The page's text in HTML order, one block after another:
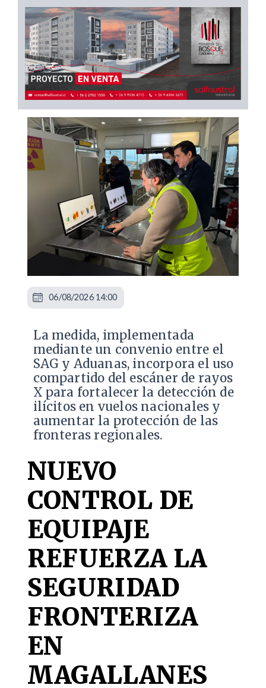
La medida, implementada
mediante un convenio entre el
SAG y Aduanas, incorpora el uso
compartido del escáner de rayos
X para fortalecer la detección de
ilícitos en vuelos nacionales y
aumentar la protección de las
fronteras regionales.
NUEVO
CONTROL DE
EQUIPAJE
REFUERZA LA
SEGURIDAD
FRONTERIZA
EN
MAGALLANES
06/08/2026 14:00